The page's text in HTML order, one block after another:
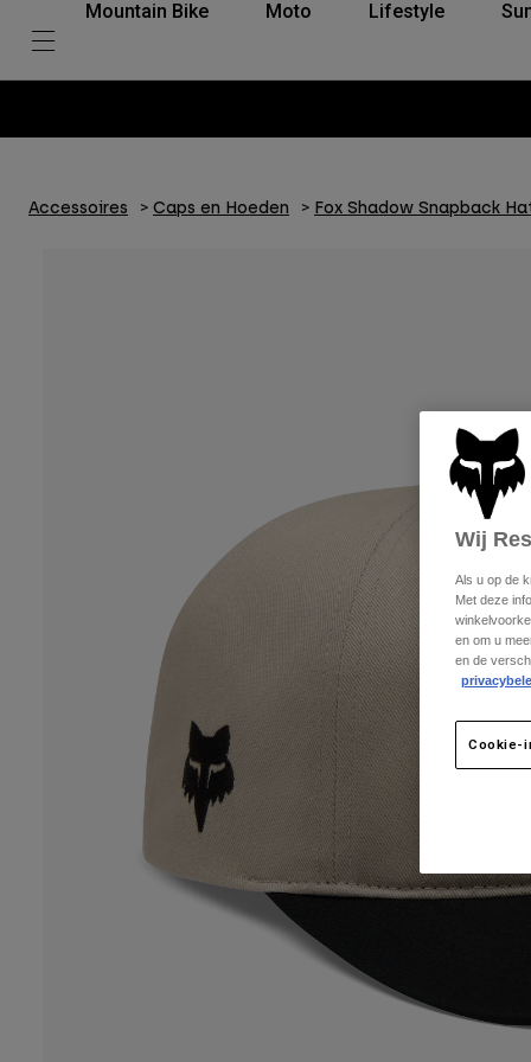
Mountain Bike Moto Lifestyle
Accessoires Caps en Hoeden Fox Shadow Snapback
Wij
Als u op de
Met deze
en om u
en de
Cookie-